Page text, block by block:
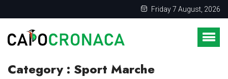
Friday 7 August, 2026
Category : Sport Marche